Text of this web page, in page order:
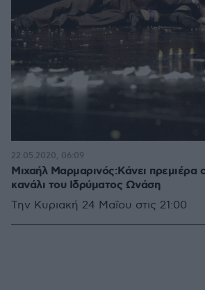
Μιχαήλ Μαρμαρινός:Κάνει πρεμιέρα
κανάλι του Ιδρύματος Ωνάση
Την Κυριακή 24 Μαΐου στις 21:00
22.05.2020, 06:09